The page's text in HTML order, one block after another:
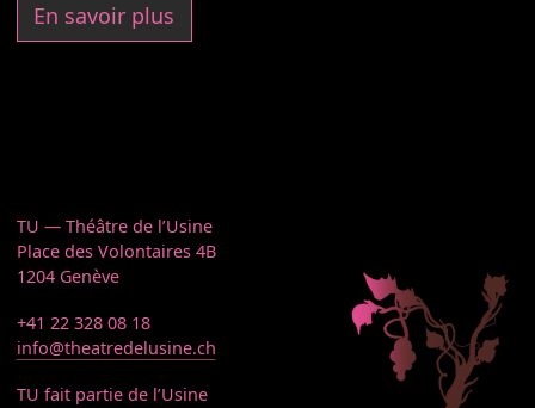
En savoir plus
TU — Théâtre de l’Usine
Place des Volontaires 4B
1204 Genève
+41 22 328 08 18
info@theatredelusine.ch
TU fait partie de l’Usine